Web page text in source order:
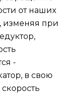
от наших
при
-
в свою